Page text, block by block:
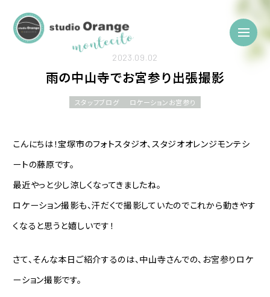
2023.09.02
雨の中山寺でお宮参り出張撮影
スタッフブログ ロケーションお宮参り
こんにちは！宝塚市のフォトスタジオ、スタジオオレンジモンテシ
ートの藤原です。
最近やっと少し涼しくなってきましたね。
ロケーション撮影も、汗だくで撮影していたのでこれから動きやす
くなると思うと嬉しいです！
さて、そんな本日ご紹介するのは、中山寺さんでの、お宮参りロケ
ーション撮影です。